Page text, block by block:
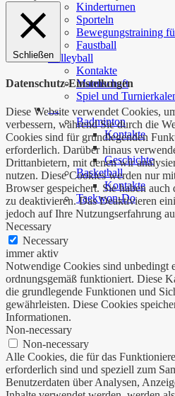
Kinderturnen
Sporteln
Bewegungstraining
Faustball
Volleyball
Kontakte
Mannschaft
Spiel und
…
Badminton
Kontakte
Geschichte
Basketball
Kontakte
Taekwon-Do
Schließen
Datenschutz-Einstellungen
Diese Website verwendet Cookies,
verbessern, während Sie durch die
Cookies sind für grundlegenden
erforderlich. Darüber hinaus
Drittanbietern, mit denen wir
nutzen. Diese Cookies werden nur
Browser gespeichert. Sie haben
zu deaktivieren. Das Deaktivieren
jedoch auf Ihre Nutzungserfahrung
Necessary
Necessary
immer aktiv
Notwendige Cookies sind unbedingt
ordnungsgemäß funktioniert. Diese
die grundlegende Funktionen und
gewährleisten. Diese Cookies
Informationen.
Non-necessary
Non-necessary
Alle Cookies, die für das
erforderlich sind und speziell zum
Benutzerdaten über Analysen,